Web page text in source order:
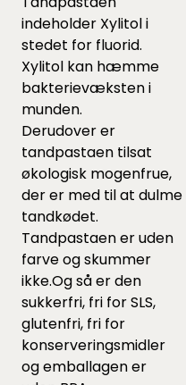
indeholder Xylitol i
stedet for fluorid.
Xylitol kan hæmme
bakterievæksten i
munden.
Derudover er
tandpastaen tilsat
økologisk mogenfrue,
der er med til at dulme
tandkødet.
Tandpastaen er uden
farve og skummer
ikke.Og så er den
sukkerfri, fri for SLS,
glutenfri, fri for
konserveringsmidler
og emballagen er